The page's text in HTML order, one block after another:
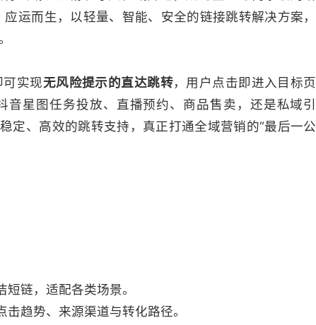
应运而生，以轻量、智能、安全的链接跳转解决方案，
实现无风险提示的直达跳转，用户点击即进入目标页
星图任务投放、直播预约、商品售卖，还是私域引
定、高效的跳转支持，真正打通全域营销的“最后一公
链，适配各类场景。
趋势、来源渠道与转化路径。